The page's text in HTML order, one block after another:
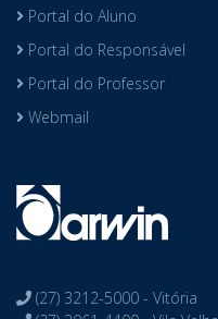
Portal do Aluno
Portal do Responsável
Portal do Professor
Webmail
(27) 3212-5000 - Vitória